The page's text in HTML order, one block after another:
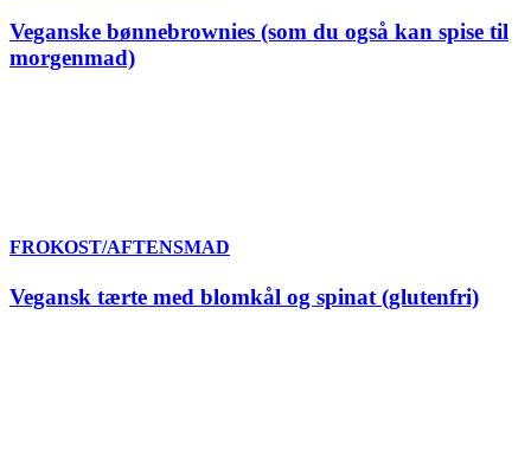
Veganske bønnebrownies (som du også kan spise til
morgenmad)
FROKOST/AFTENSMAD
Vegansk tærte med blomkål og spinat (glutenfri)